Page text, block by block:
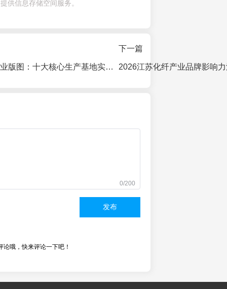
供信息存储空间服务。
2026福建化纤产业版图：十大核心生产基地实力解析与选址指南
下一篇
0/200
发布
论哦，快来评论一下吧！